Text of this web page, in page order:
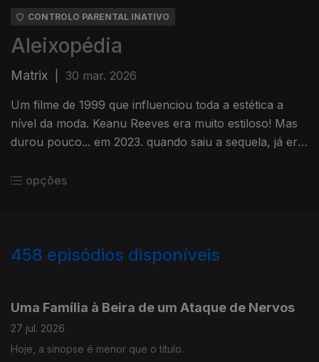
CONTROLO PARENTAL INATIVO
Aleixopédia
Matrix 30 mar. 2026
Um filme de 1999 que influenciou toda a estética a
nível da moda. Keanu Reeves era muito estiloso! Mas
durou pouco... em 2023. quando saiu a sequela, já era
opções
458 episódios disponíveis
Uma Família à Beira de um Ataque de Nervos
27 jul. 2026
Hoje, a sinopse é menor que o título.